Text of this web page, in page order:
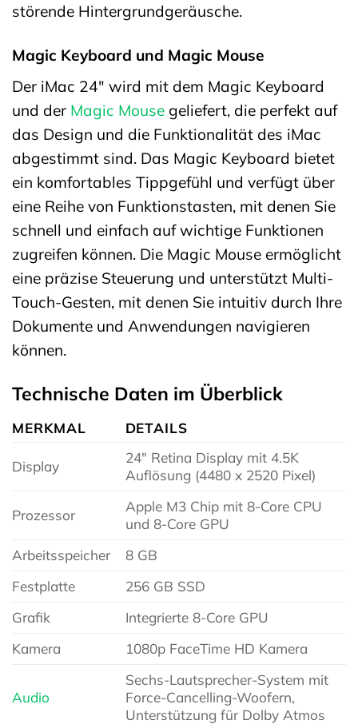
störende Hintergrundgeräusche.
Magic Keyboard und Magic Mouse
Der iMac 24″ wird mit dem Magic Keyboard
und der Magic Mouse geliefert, die perfekt auf
das Design und die Funktionalität des iMac
abgestimmt sind. Das Magic Keyboard bietet
ein komfortables Tippgefühl und verfügt über
eine Reihe von Funktionstasten, mit denen Sie
schnell und einfach auf wichtige Funktionen
zugreifen können. Die Magic Mouse ermöglicht
eine präzise Steuerung und unterstützt Multi-
Touch-Gesten, mit denen Sie intuitiv durch Ihre
Dokumente und Anwendungen navigieren
können.
Technische Daten im Überblick
MERKMAL DETAILS
Display
24″ Retina Display mit 4.5K
Auflösung (4480 x 2520 Pixel)
Prozessor
Apple M3 Chip mit 8-Core CPU
und 8-Core GPU
Arbeitsspeicher
8 GB
Festplatte
256 GB SSD
Grafik
Integrierte 8-Core GPU
Kamera
1080p FaceTime HD Kamera
Audio
Sechs-Lautsprecher-System mit
Force-Cancelling-Woofern,
Unterstützung für Dolby Atmos